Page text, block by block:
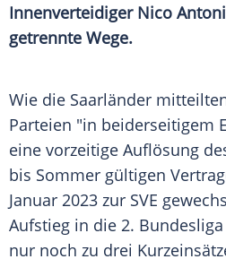
Innenverteidiger Nico
getrennte Wege.
Wie die Saarländer
Parteien "in beiderseitigem
eine vorzeitige Auflösung
bis Sommer gültigen
Januar 2023 zur SVE
Aufstieg in die 2. Bundesliga
nur noch zu drei